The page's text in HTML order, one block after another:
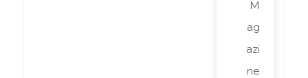
M
ag
azi
ne